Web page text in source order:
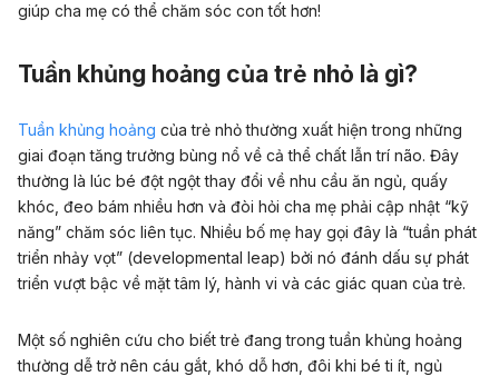
giúp cha mẹ có thể chăm sóc con tốt hơn!
Tuần khủng hoảng của trẻ nhỏ là gì?
Tuần khủng hoảng của trẻ nhỏ thường xuất hiện trong những
giai đoạn tăng trưởng bùng nổ về cả thể chất lẫn trí não. Đây
thường là lúc bé đột ngột thay đổi về nhu cầu ăn ngủ, quấy
khóc, đeo bám nhiều hơn và đòi hỏi cha mẹ phải cập nhật “kỹ
năng” chăm sóc liên tục. Nhiều bố mẹ hay gọi đây là “tuần phát
triển nhảy vọt” (developmental leap) bởi nó đánh dấu sự phát
triển vượt bậc về mặt tâm lý, hành vi và các giác quan của trẻ.
Một số nghiên cứu cho biết trẻ đang trong tuần khủng hoảng
thường dễtrở nên cáu gắt, khó dỗ hơn, đôi khi bé ti ít, ngủ